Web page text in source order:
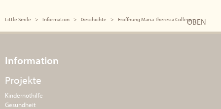
Little Smile Information Geschichte Eröffnung Maria Theresia CollegeOBEN
Information
Projekte
Kindernothilfe
Gesundheit